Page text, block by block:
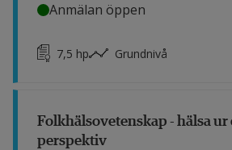
Anmälan öppen
7,5 hp Grundnivå
Folkhälsovetenskap - hälsa
perspektiv